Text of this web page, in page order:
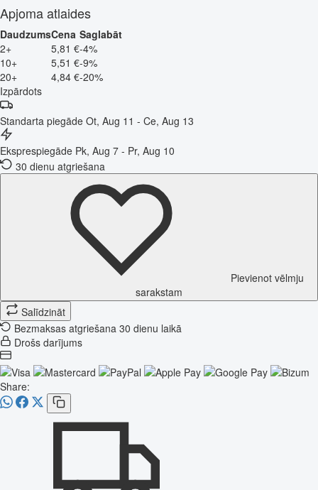
Apjoma atlaides
DaudzumsCena Saglabāt
2+
5,81 €-4%
10+
5,51 €-9%
20+
4,84 €-20%
Izpārdots
Standarta piegāde Ot, Aug 11 - Ce, Aug 13
Eksprespiegāde Pk, Aug 7 - Pr, Aug 10
30 dienu atgriešana
Pievienot vēlmju
sarakstam
Salīdzināt
Bezmaksas atgriešana 30 dienu laikā
Drošs darījums
Share: